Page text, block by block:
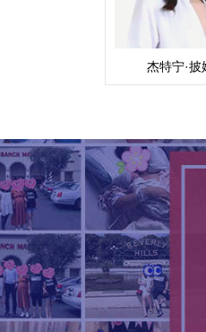
杰特宁·披
（